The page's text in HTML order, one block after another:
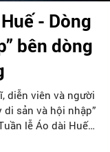
- Dòng
bên dòng
diễn viên và người
di sản và hội nhập”
lễ Áo dài Huế